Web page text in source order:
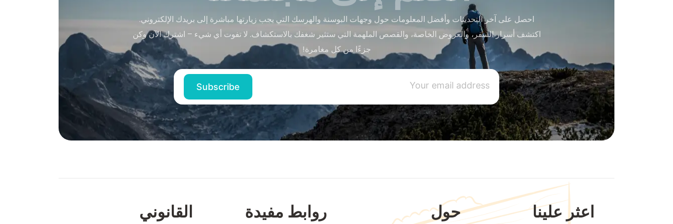
احصل على آخر التحديثات وأفضل المعلومات حول وجهات البوسنة والهرسك التي يجب زيارتها مباشرة إلى بريدك الإلكتروني.
اكتشف أسرار السفر، والعروض الخاصة، والقصص الملهمة التي ستثير شغفك بالاستكشاف. لا تفوت أي شيء – اشترك الآن وكن
جزءًا من كل مغامرة!
اعثر علينا حول روابط مفيدة القانوني